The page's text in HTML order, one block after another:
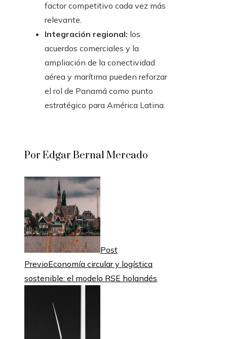
factor competitivo cada vez más
relevante.
Integración regional: los
acuerdos comerciales y la
ampliación de la conectividad
aérea y marítima pueden reforzar
el rol de Panamá como punto
estratégico para América Latina.
Por Edgar Bernal Mercado
Post
PrevioEconomía circular y logística
sostenible: el modelo RSE holandés